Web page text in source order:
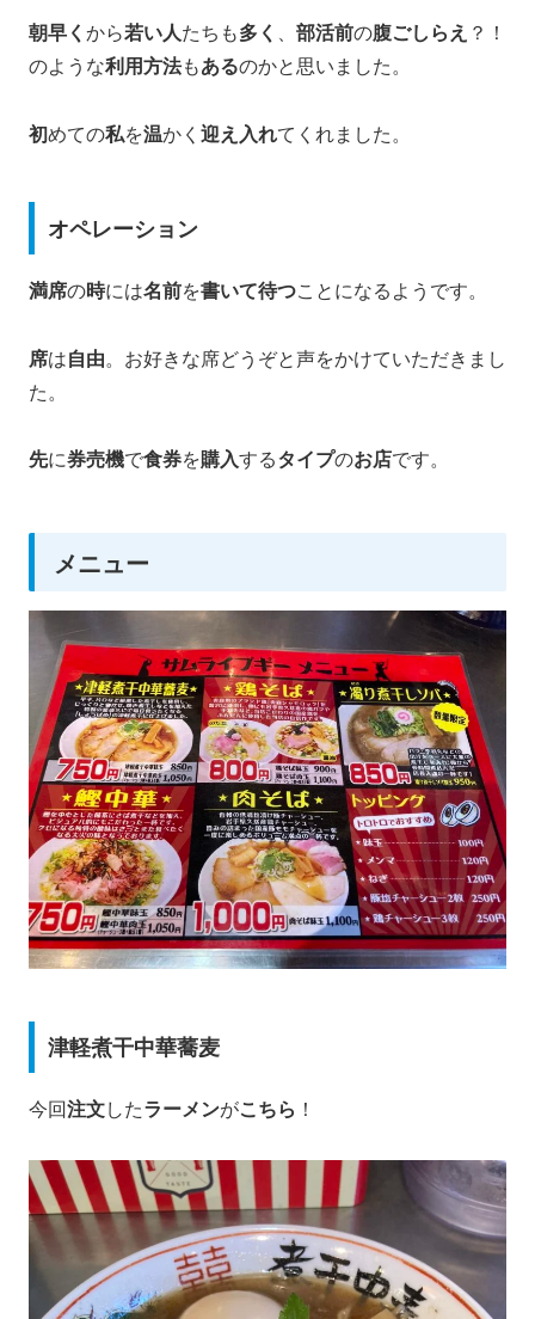
朝早く から若い人たちも多く 、 部活前の腹ごしらえ ？！
のような利用方法もあるのかと思いました。
初めての私を温かく 迎え入れてくれました。
オペレーション
満席の時には名前を書いて待つことになるようです。
席は自由。お好きな席どうぞと声をかけていただきまし
た。
先に券売機で食券を購入するタイプのお店です。
メニュー
津軽煮干中華蕎麦
今回注文したラーメンがこちら ！